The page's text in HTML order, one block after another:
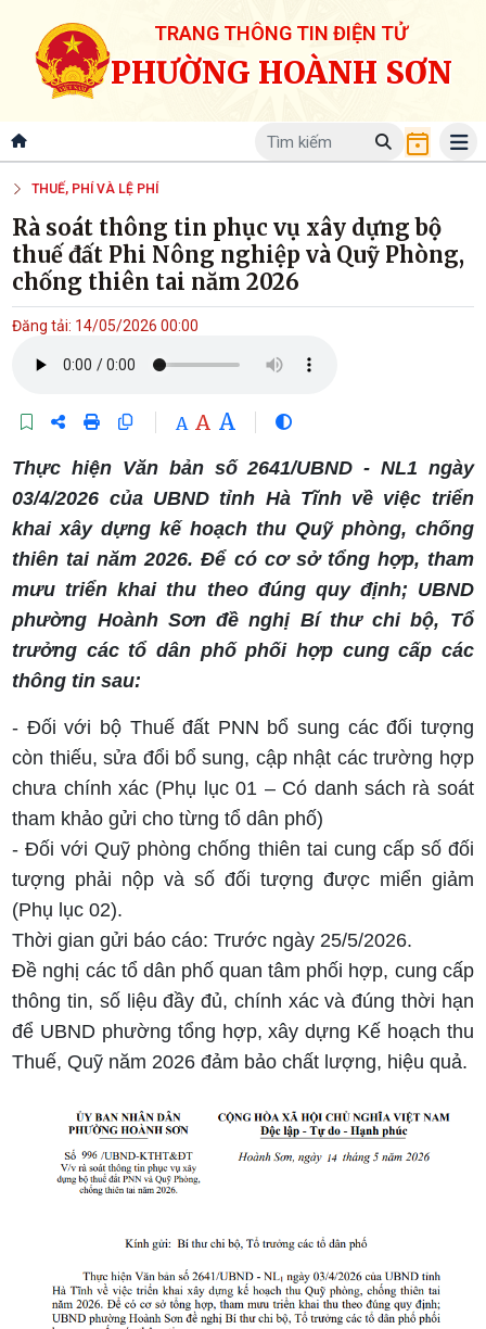
TRANG THÔNG TIN ĐIỆN TỬ
PHƯỜNG HOÀNH SƠN
THUẾ, PHÍ VÀ LỆ PHÍ
Rà soát thông tin phục vụ xây dựng bộ
thuế đất Phi Nông nghiệp và Quỹ Phòng,
chống thiên tai năm 2026
Đăng tải: 14/05/2026 00:00
A A A
Thực hiện Văn bản số 2641/UBND - NL1 ngày
03/4/2026 của UBND tỉnh Hà Tĩnh về việc triển
khai xây dựng kế hoạch thu Quỹ phòng, chống
thiên tai năm 2026. Để có cơ sở tổng hợp, tham
mưu triển khai thu theo đúng quy định; UBND
phường Hoành Sơn đề nghị Bí thư chi bộ, Tổ
trưởng các tổ dân phố phối hợp cung cấp các
thông tin sau:
- Đối với bộ Thuế đất PNN bổ sung các đối tượng
còn thiếu, sửa đổi bổ sung, cập nhật các trường hợp
chưa chính xác (Phụ lục 01 – Có danh sách rà soát
tham khảo gửi cho từng tổ dân phố)
- Đối với Quỹ phòng chống thiên tai cung cấp số đối
tượng phải nộp và số đối tượng được miển giảm
(Phụ lục 02).
Thời gian gửi báo cáo: Trước ngày 25/5/2026.
Đề nghị các tổ dân phố quan tâm phối hợp, cung cấp
thông tin, số liệu đầy đủ, chính xác và đúng thời hạn
để UBND phường tổng hợp, xây dựng Kế hoạch thu
Thuế, Quỹ năm 2026 đảm bảo chất lượng, hiệu quả.